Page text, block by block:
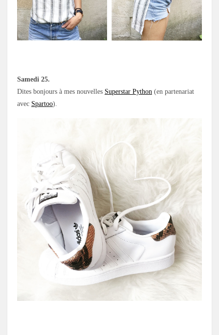
Samedi 25.
Dites bonjours à mes nouvelles Superstar Python (en partenariat
avec Spartoo).